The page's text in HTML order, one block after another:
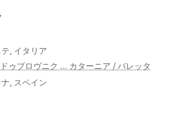
テ, イタリア
ドゥブロヴニク … カターニア / バレッタ
, スペイン